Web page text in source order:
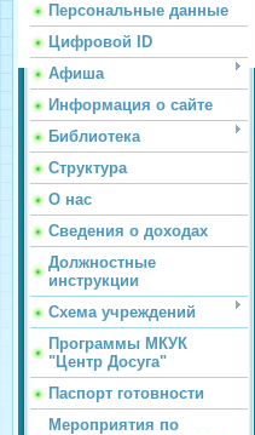
Персональные данные
Цифровой ID
Афиша
Информация о сайте
Библиотека
Структура
О нас
Сведения о доходах
Должностные
инструкции
Схема учреждений
Программы МКУК
"Центр Досуга"
Паспорт готовности
Мероприятия по